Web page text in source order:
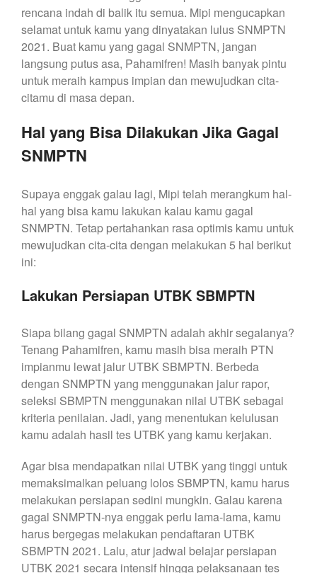
rencana indah di balik itu semua. Mipi mengucapkan
selamat untuk kamu yang dinyatakan lulus SNMPTN
2021. Buat kamu yang gagal SNMPTN, jangan
langsung putus asa, Pahamifren! Masih banyak pintu
untuk meraih kampus impian dan mewujudkan cita-
citamu di masa depan.
Hal yang Bisa Dilakukan Jika Gagal
SNMPTN
Supaya enggak galau lagi, Mipi telah merangkum hal-
hal yang bisa kamu lakukan kalau kamu gagal
SNMPTN. Tetap pertahankan rasa optimis kamu untuk
mewujudkan cita-cita dengan melakukan 5 hal berikut
ini:
Lakukan Persiapan UTBK SBMPTN
Siapa bilang gagal SNMPTN adalah akhir segalanya?
Tenang Pahamifren, kamu masih bisa meraih PTN
impianmu lewat jalur UTBK SBMPTN. Berbeda
dengan SNMPTN yang menggunakan jalur rapor,
seleksi SBMPTN menggunakan nilai UTBK sebagai
kriteria penilaian. Jadi, yang menentukan kelulusan
kamu adalah hasil tes UTBK yang kamu kerjakan.
Agar bisa mendapatkan nilai UTBK yang tinggi untuk
memaksimalkan peluang lolos SBMPTN, kamu harus
melakukan persiapan sedini mungkin. Galau karena
gagal SNMPTN-nya enggak perlu lama-lama, kamu
harus bergegas melakukan pendaftaran UTBK
SBMPTN 2021. Lalu, atur jadwal belajar persiapan
UTBK 2021 secara intensif hingga pelaksanaan tes